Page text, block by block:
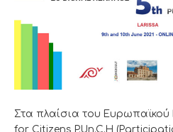
Στα πλαίσια του
for Citizens P.Un.C.H